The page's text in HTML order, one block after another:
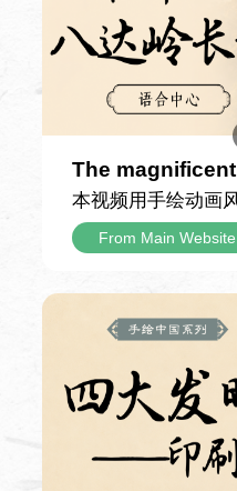
Introduction to the
Year One （TP3
Class Hours
Experiencing
Introduction to the
The
all
本视频用手绘动画
人称日记口吻，记
长城的雄伟景致与
浸式感受这座世界
日记里记录，当天
八达岭长城。抵达
见到了课本中描述
的山脊铺展延伸，
龙盘踞在青山之间
From Main Website